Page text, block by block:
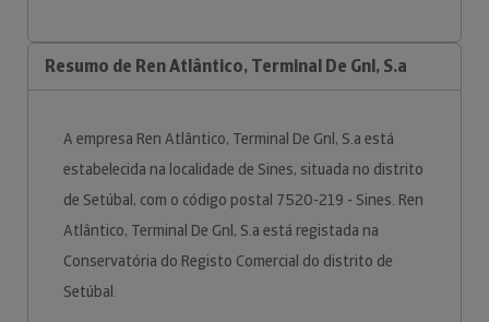
Resumo de Ren Atlântico, Terminal De Gnl, S.a
A empresa Ren Atlântico, Terminal De Gnl, S.a está
estabelecida na localidade de Sines, situada no distrito
de Setúbal, com o código postal 7520-219 - Sines. Ren
Atlântico, Terminal De Gnl, S.a está registada na
Conservatória do Registo Comercial do distrito de
Setúbal.